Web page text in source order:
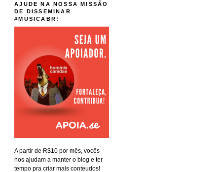
AJUDE NA NOSSA MISSÃO
DE DISSEMINAR
#MUSICABR!
A partir de R$10 por mês, vocês
nos ajudam a manter o blog e ter
tempo pra criar mais conteudos!